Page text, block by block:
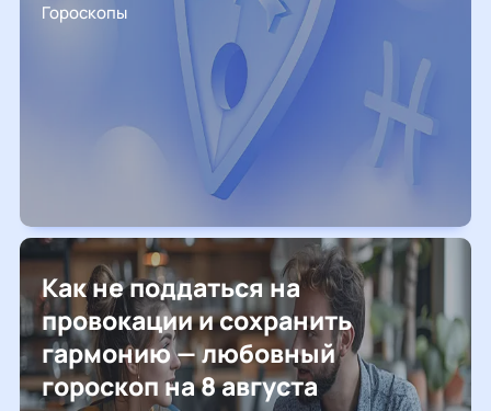
Гороскопы
Как не поддаться на
провокации и сохранить
гармонию — любовный
гороскоп на 8 августа